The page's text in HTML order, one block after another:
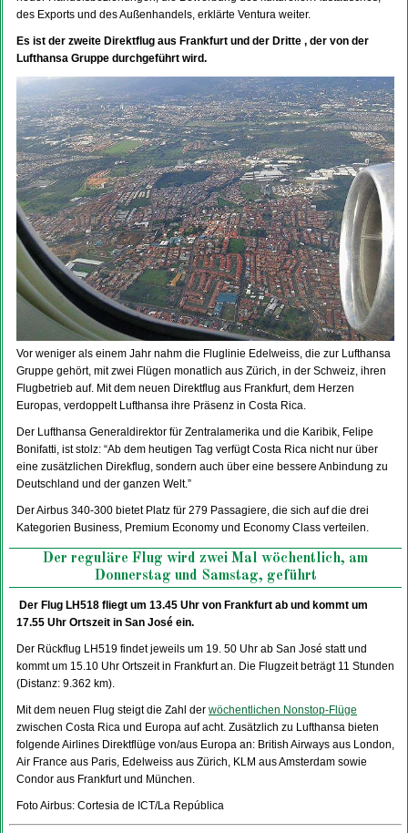
des Exports und des Außenhandels, erklärte Ventura weiter.
Es ist der zweite Direktflug aus Frankfurt und der Dritte , der von der
Lufthansa Gruppe durchgeführt wird.
Vor weniger als einem Jahr nahm die Fluglinie Edelweiss, die zur Lufthansa
Gruppe gehört, mit zwei Flügen monatlich aus Zürich, in der Schweiz, ihren
Flugbetrieb auf. Mit dem neuen Direktflug aus Frankfurt, dem Herzen
Europas, verdoppelt Lufthansa ihre Präsenz in Costa Rica.
Der Lufthansa Generaldirektor für Zentralamerika und die Karibik, Felipe
Bonifatti, ist stolz: “Ab dem heutigen Tag verfügt Costa Rica nicht nur über
eine zusätzlichen Direkflug, sondern auch über eine bessere Anbindung zu
Deutschland und der ganzen Welt.”
Der Airbus 340-300 bietet Platz für 279 Passagiere, die sich auf die drei
Kategorien Business, Premium Economy und Economy Class verteilen.
Der reguläre Flug wird zwei Mal wöchentlich, am
Donnerstag und Samstag, geführt
Der Flug LH518 fliegt um 13.45 Uhr von Frankfurt ab und kommt um
17.55 Uhr Ortszeit in San José ein.
Der Rückflug LH519 findet jeweils um 19. 50 Uhr ab San José statt und
kommt um 15.10 Uhr Ortszeit in Frankfurt an. Die Flugzeit beträgt 11 Stunden
(Distanz: 9.362 km).
Mit dem neuen Flug steigt die Zahl der wöchentlichen Nonstop-Flüge
zwischen Costa Rica und Europa auf acht. Zusätzlich zu Lufthansa bieten
folgende Airlines Direktflüge von/aus Europa an: British Airways aus London,
Air France aus Paris, Edelweiss aus Zürich, KLM aus Amsterdam sowie
Condor aus Frankfurt und München.
Foto Airbus: Cortesia de ICT/La República